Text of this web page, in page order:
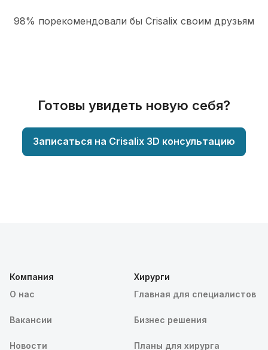
98% порекомендовали бы Сrisalix cвоим друзьям
Готовы увидеть новую себя?
Записаться на Crisalix 3D консультацию
Компания
О нас
Вакансии
Новости
Хирурги
Главная для специалистов
Бизнес решения
Планы для хирурга